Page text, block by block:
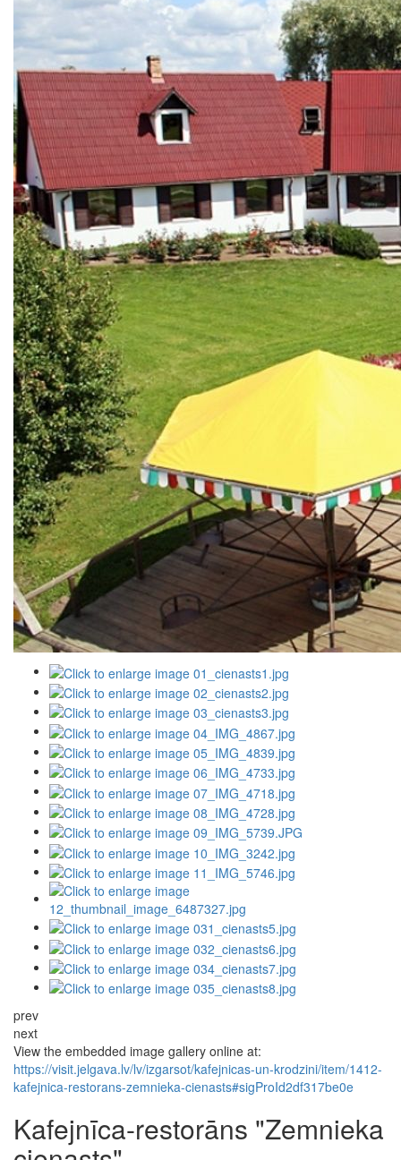
prev
next
View the embedded image gallery online at:
https://visit.jelgava.lv/lv/izgarsot/kafejnicas-un-krodzini/item/1412-
kafejnica-restorans-zemnieka-cienasts#sigProId2df317be0e
Kafejnīca-restorāns "Zemnieka